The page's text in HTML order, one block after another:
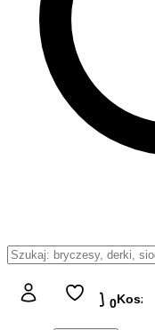
Koszyk 0Koszyk